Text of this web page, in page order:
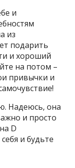
и
из
подарить
и хороший
на потом –
привычки и
Надеюсь, она
и просто
D
и будьте